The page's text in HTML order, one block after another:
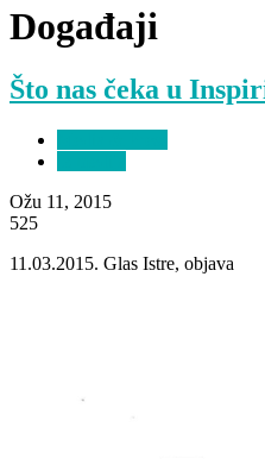
Događaji
Što nas čeka u
Ožu 11, 2015
525
11.03.2015. Glas Istre, objava